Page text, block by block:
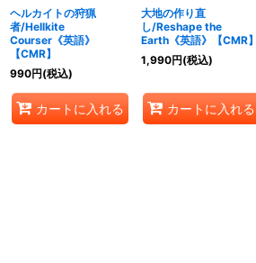
ヘルカイトの狩猟
者/Hellkite
Courser《英語》
【CMR】
990円(税込)
カートに入れる
大地の作り直
し/Reshape the
Earth《英語》【CMR】
1,990円(税込)
カートに入れる